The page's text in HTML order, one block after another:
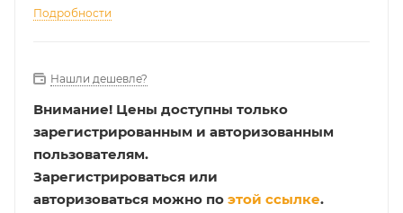
Подробности
Нашли дешевле?
Внимание! Цены доступны только
зарегистрированным и авторизованным
пользователям.
Зарегистрироваться или
авторизоваться можно по этой ссылке.